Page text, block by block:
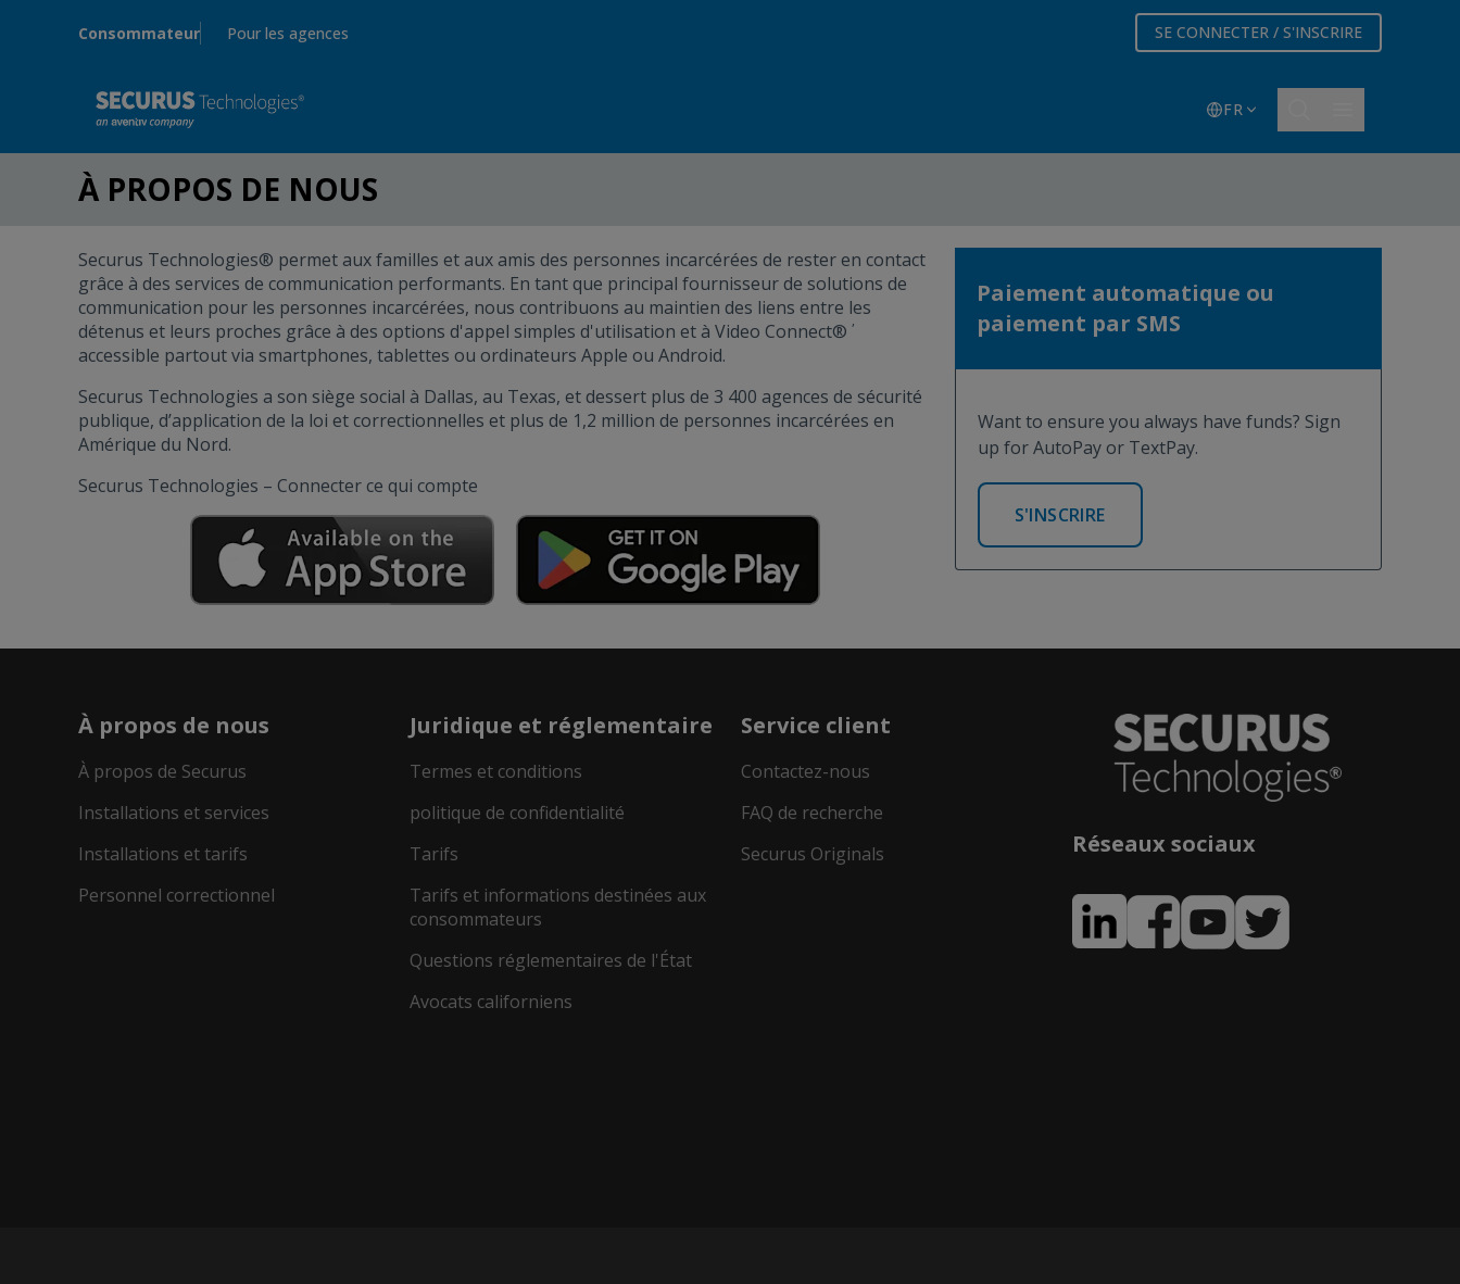
Consommateur Pour les agences SE CONNECTER / S'INSCRIRE
FR
À PROPOS DE NOUS
Securus Technologies® permet aux familles et aux amis des personnes incarcérées de rester en contact
grâce à des services de communication performants. En tant que principal fournisseur de solutions de
communication pour les personnes incarcérées, nous contribuons au maintien des liens entre les
détenus et leurs proches grâce à des options d'appel simples d'utilisation et à Video Connect® ,
accessible partout via smartphones, tablettes ou ordinateurs Apple ou Android.
Securus Technologies a son siège social à Dallas, au Texas, et dessert plus de 3 400 agences de sécurité
publique, d’application de la loi et correctionnelles et plus de 1,2 million de personnes incarcérées en
Amérique du Nord.
Securus Technologies – Connecter ce qui compte
Paiement automatique ou
paiement par SMS
Want to ensure you always have funds? Sign
up for AutoPay or TextPay.
S'INSCRIRE
À propos de nous
À propos de Securus
Installations et services
Installations et tarifs
Personnel correctionnel
Juridique et réglementaire
Termes et conditions
politique de confidentialité
Tarifs
Tarifs et informations destinées aux
consommateurs
Questions réglementaires de l'État
Avocats californiens
Service client
Contactez-nous
FAQ de recherche
Securus Originals
Réseaux sociaux